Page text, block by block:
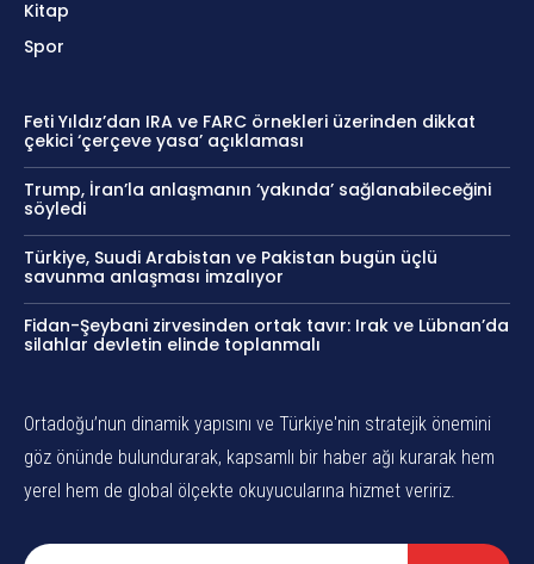
Kitap
Spor
Feti Yıldız’dan IRA ve FARC örnekleri üzerinden dikkat
çekici ‘çerçeve yasa’ açıklaması
Trump, İran’la anlaşmanın ‘yakında’ sağlanabileceğini
söyledi
Türkiye, Suudi Arabistan ve Pakistan bugün üçlü
savunma anlaşması imzalıyor
Fidan-Şeybani zirvesinden ortak tavır: Irak ve Lübnan’da
silahlar devletin elinde toplanmalı
Ortadoğu’nun dinamik yapısını ve Türkiye'nin stratejik önemini
göz önünde bulundurarak, kapsamlı bir haber ağı kurarak hem
yerel hem de global ölçekte okuyucularına hizmet veririz.